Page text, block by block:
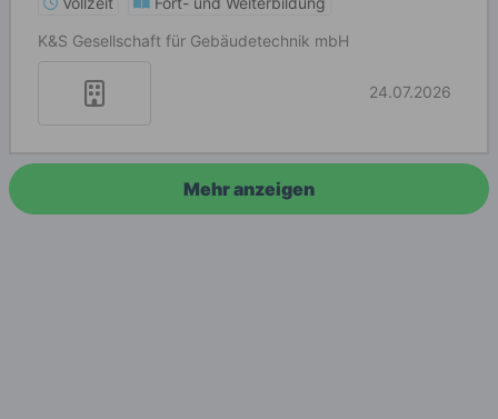
K&S Gesellschaft für Gebäudetechnik mbH
24.07.2026
Mehr anzeigen